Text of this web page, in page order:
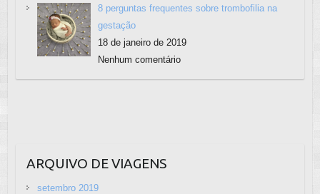
8 perguntas frequentes sobre trombofilia na
gestação
18 de janeiro de 2019
Nenhum comentário
ARQUIVO DE VIAGENS
setembro 2019